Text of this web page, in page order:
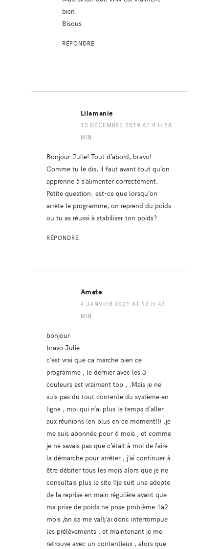
bien.
Bisous
RÉPONDRE
Lilamanie
13 DÉCEMBRE 2019 AT 9 H 58
MIN
Bonjour Julie! Tout d’abord, bravo!
Comme tu le dis, il faut avant tout qu’on
apprenne à s’alimenter correctement.
Petite question: est-ce que lorsqu’on
arrête le programme, on reprend du poids
ou tu as réussi à stabiliser ton poids?
RÉPONDRE
Amate
4 JANVIER 2021 AT 13 H 43
MIN
bonjour
bravo Julie
c’est vrai que ca marche bien ce
programme , le dernier avec les 3
couleurs est vraiment top , .Mais je ne
suis pas du tout contente du système en
ligne , moi qui n’ai plus le temps d’aller
aux réunions (en plus en ce moment!!) .je
me suis abonnée pour 6 mois , et comme
je ne savais pas que c’était à moi de faire
la démarche pour arrêter , j’ai continuer à
être débiter tous les mois alors que je ne
consultais plus le site !!je suit une adepte
de la reprise en main régulière avant que
ma prise de poids ne pose problème 1à2
mois /an ca me va!!j’ai donc interrompue
les prélèvements , et maintenant je me
retrouve avec un contentieux , alors que